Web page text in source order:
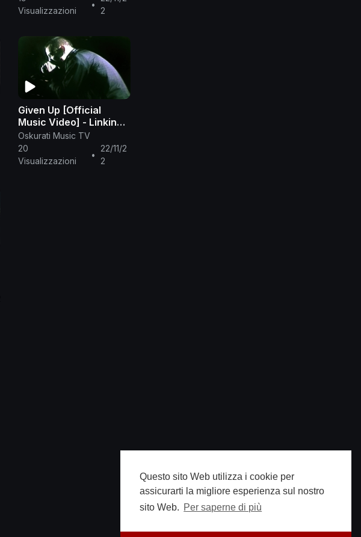
Questo sito Web utilizza i cookie per
assicurarti la migliore esperienza sul nostro
sito Web. Per saperne di più
Album
Visualizzazioni
•
2
Given Up [Official
Music Video] - Linkin
Park
Oskurati Music TV
20
Visualizzazioni
•
22/11/2
2